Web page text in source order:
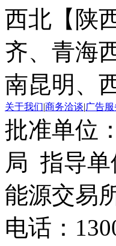
西北【陕
齐、青海
南昆明、
关于我们|商务洽谈|广告服
批准单位
局 指导单
能源交易
电话：